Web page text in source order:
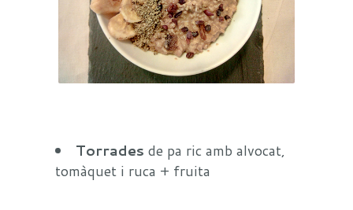
Torrades de pa ric amb alvocat,
tomàquet i ruca + fruita